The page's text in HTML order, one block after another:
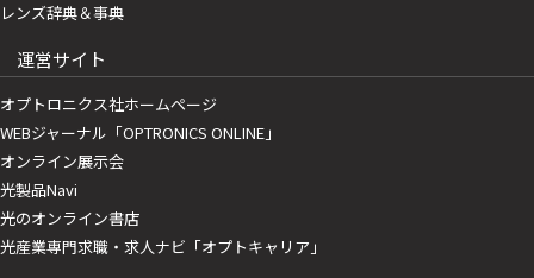
レンズ辞典＆事典
運営サイト
オプトロニクス社ホームページ
WEBジャーナル「OPTRONICS ONLINE」
オンライン展示会
光製品Navi
光のオンライン書店
光産業専門求職・求人ナビ「オプトキャリア」